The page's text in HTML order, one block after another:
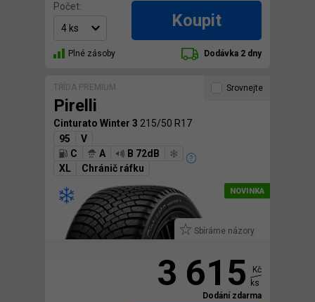
Počet:
Koupit
Plné zásoby Dodávka 2 dny
TŘÍDA PREMIUM
Pirelli
Cinturato Winter 3 215/50 R17
95
V
C
A
B 72dB
XL
Chránič ráfku
Sbíráme názory.
Srovnejte
3 615
Kč
ks
Dodání zdarma